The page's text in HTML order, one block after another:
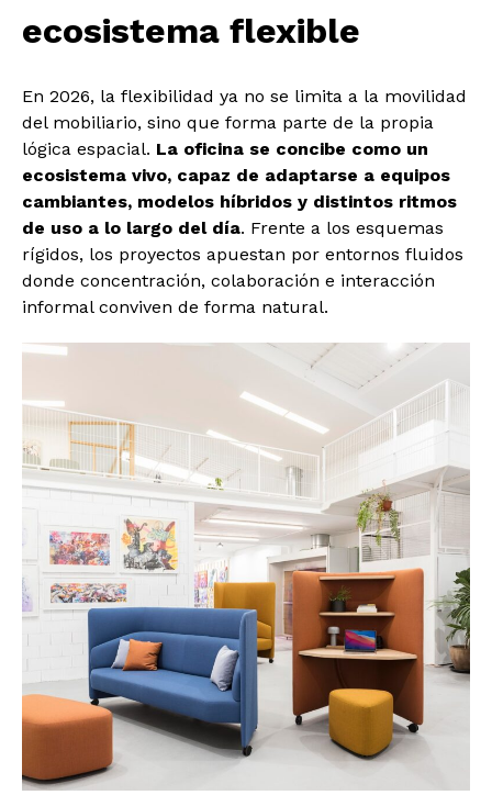
ecosistema flexible
En 2026, la flexibilidad ya no se limita a la movilidad
del mobiliario, sino que forma parte de la propia
lógica espacial. La oficina se concibe como un
ecosistema vivo, capaz de adaptarse a equipos
cambiantes, modelos híbridos y distintos ritmos
de uso a lo largo del día. Frente a los esquemas
rígidos, los proyectos apuestan por entornos fluidos
donde concentración, colaboración e interacción
informal conviven de forma natural.